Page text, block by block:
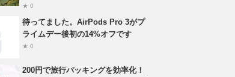
★ 0
待ってました。AirPods Pro 3がプ
ライムデー後初の14%オフです
★ 0
200円で旅行パッキングを効率化！